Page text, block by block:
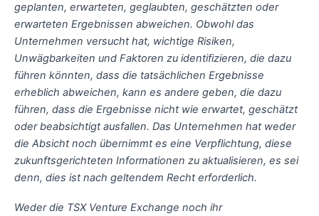
geplanten, erwarteten, geglaubten, geschätzten oder
erwarteten Ergebnissen abweichen. Obwohl das
Unternehmen versucht hat, wichtige Risiken,
Unwägbarkeiten und Faktoren zu identifizieren, die dazu
führen könnten, dass die tatsächlichen Ergebnisse
erheblich abweichen, kann es andere geben, die dazu
führen, dass die Ergebnisse nicht wie erwartet, geschätzt
oder beabsichtigt ausfallen. Das Unternehmen hat weder
die Absicht noch übernimmt es eine Verpflichtung, diese
zukunftsgerichteten Informationen zu aktualisieren, es sei
denn, dies ist nach geltendem Recht erforderlich.
Weder die TSX Venture Exchange noch ihr